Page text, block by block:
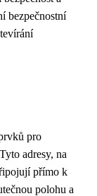
bezpečnostní
pro
adresy, na
přímo k
polohu a